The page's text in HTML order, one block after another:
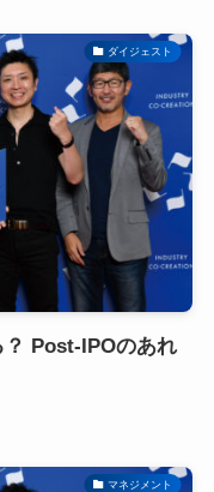
ダイジェスト
？ Post-IPOのあれ
マネジメント